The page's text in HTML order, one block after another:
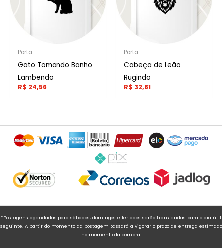
Porta
Gato Tomando Banho
Lambendo
R$ 24,56
Porta
Cabeça de Leão
Rugindo
R$ 32,81
*Postagens agendadas para sábados, domingos e feriados serão transferidas para o dia útil
seguinte. A partir do momento da postagem passará a vigorar o prazo de entrega estimado
no momento da compra.